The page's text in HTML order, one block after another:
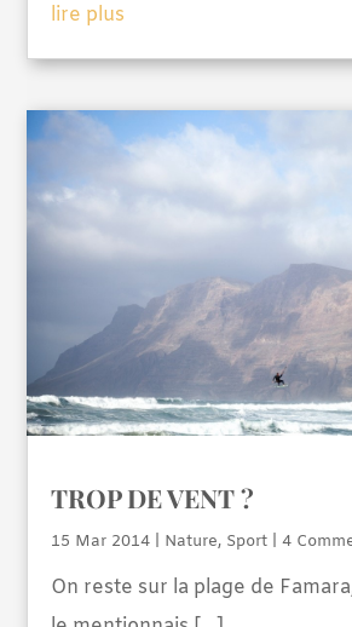
lire plus
TROP DE VENT ?
15 Mar 2014 Nature, Sport | 4
On reste sur la plage de